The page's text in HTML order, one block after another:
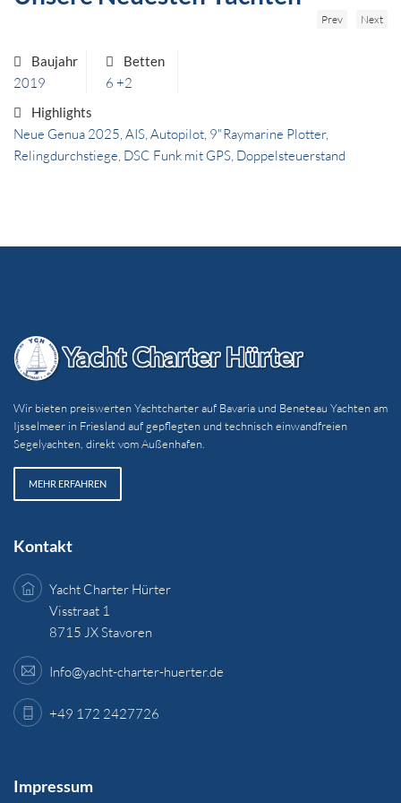
Bavaria 37
Baujahr
2019
Betten
6 +2
Highlights
Neue Genua 2025, AIS, Autopilot, 9"Raymarine Plotter,
Relingdurchstiege, DSC Funk mit GPS, Doppelsteuerstand
Prev Next
Wir bieten preiswerten Yachtcharter auf Bavaria und Beneteau Yachten am
Ijsselmeer in Friesland auf gepflegten und technisch einwandfreien
Segelyachten, direkt vom Außenhafen.
MEHR ERFAHREN
Kontakt
Yacht Charter Hürter
Visstraat 1
8715 JX Stavoren
Info@yacht-charter-huerter.de
+49 172 2427726
Impressum